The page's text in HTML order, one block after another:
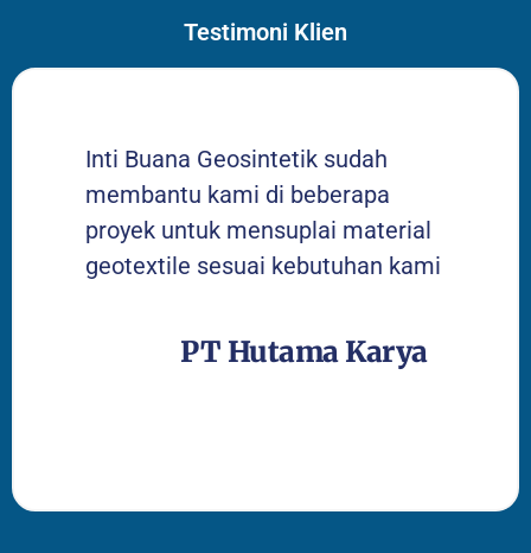
Testimoni Klien
Inti Buana Geosintetik sudah
membantu kami di beberapa
proyek untuk mensuplai material
geotextile sesuai kebutuhan kami
PT Hutama Karya